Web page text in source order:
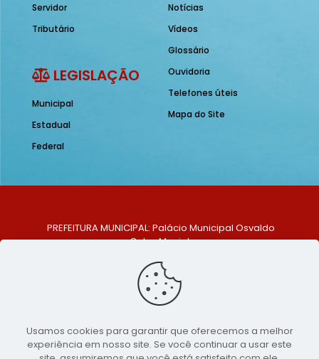
Servidor
Tributário
LEGISLAÇÃO
Municipal
Estadual
Federal
Notícias
Vídeos
Glossário
Ouvidoria
Telefones úteis
Mapa do Site
PREFEITURA MUNICIPAL: Palácio Municipal Osvaldo
Celso Maciel
Centro, São Bento do Una - PE. CEP: 553370-128
TELEFONE: (81) 99548-1569
E-MAIL: ouvidoria@saobentodouna.pe.gov.br
Copyright 2021-2026 - Assessoria de Comunicação da
Usamos cookies para garantir que oferecemos a melhor
experiência em nosso site. Se você continuar a usar este